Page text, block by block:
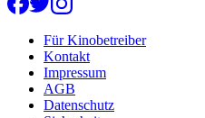
Für Kinobetreiber
Kontakt
Impressum
AGB
Datenschutz